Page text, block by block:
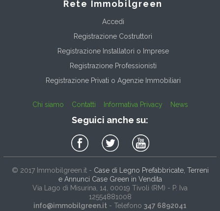
Rete Immobilgreen
Accedi
Registrazione Costruttori
Registrazione Installatori o Imprese
Registrazione Professionisti
Registrazione Privati o Agenzie Immobiliari
Chi siamo Contatti Informativa Privacy News
Seguici anche su:
© 2017 Immobilgreen.it- Case di Legno Prefabbricate, Terreni
e Annunci Case Green in Vendita
Via Lago di Misurina, 14 , 00019 Tivoli (RM) - P. Iva
12554881008
info@immobilgreen.it - Telefono 347 6892041